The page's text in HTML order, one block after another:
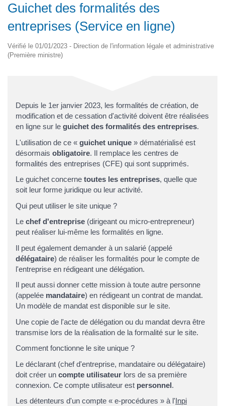
Guichet des formalités des
entreprises (Service en ligne)
Vérifié le 01/01/2023 - Direction de l'information légale et administrative
(Première ministre)
Depuis le 1er janvier 2023, les formalités de création, de
modification et de cessation d'activité doivent être réalisées
en ligne sur le guichet des formalités des entreprises.
L'utilisation de ce « guichet unique » dématérialisé est
désormais obligatoire. Il remplace les centres de
formalités des entreprises (CFE) qui sont supprimés.
Le guichet concerne toutes les entreprises, quelle que
soit leur forme juridique ou leur activité.
Qui peut utiliser le site unique ?
Le chef d'entreprise (dirigeant ou micro-entrepreneur)
peut réaliser lui-même les formalités en ligne.
Il peut également demander à un salarié (appelé
délégataire) de réaliser les formalités pour le compte de
l'entreprise en rédigeant une délégation.
Il peut aussi donner cette mission à toute autre personne
(appelée mandataire) en rédigeant un contrat de mandat.
Un modèle de mandat est disponible sur le site.
Une copie de l'acte de délégation ou du mandat devra être
transmise lors de la réalisation de la formalité sur le site.
Comment fonctionne le site unique ?
Le déclarant (chef d'entreprise, mandataire ou délégataire)
doit créer un compte utilisateur lors de sa première
connexion. Ce compte utilisateur est personnel.
Les détenteurs d'un compte « e-procédures » à l'Inpi